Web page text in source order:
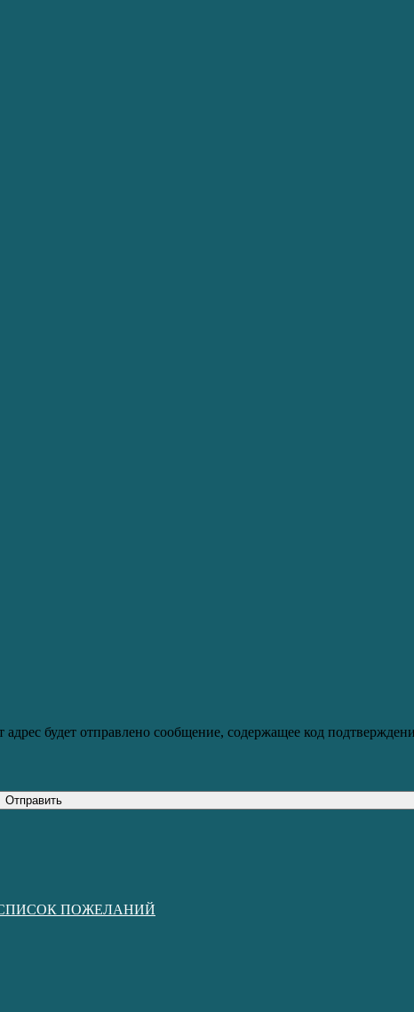
будет отправлено сообщение, содержащее код
Отправить
ПОЖЕЛАНИЙ